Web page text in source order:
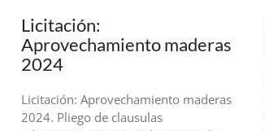
Licitación:
Aprovechamiento maderas
2024
Licitación: Aprovechamiento maderas
2024. Pliego de clausulas